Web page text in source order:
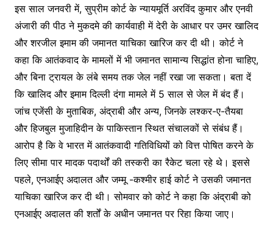
इस साल जनवरी में, सुप्रीम कोर्ट के न्यायमूर्ति अरविंद कुमार और एनवी
अंजारी की पीठ ने मुकदमे की कार्यवाही में देरी के आधार पर उमर खालिद
और शरजील इमाम की जमानत याचिका खारिज कर दी थी। कोर्ट ने
कहा कि आतंकवाद के मामलों में भी जमानत सामान्य सिद्धांत होना चाहिए,
और बिना ट्रायल के लंबे समय तक जेल नहीं रखा जा सकता। बता दें
कि खालिद और इमाम दिल्ली दंगा मामले में 5 साल से जेल में बंद हैं।
जांच एजेंसी के मुताबिक, अंद्राबी और अन्य, जिनके लश्कर-ए-तैयबा
और हिजबुल मुजाहिदीन के पाकिस्तान स्थित संचालकों से संबंध हैं।
आरोप है कि वे भारत में आतंकवादी गतिविधियों को वित्त पोषित करने के
लिए सीमा पार मादक पदार्थों की तस्करी का रैकेट चला रहे थे। इससे
पहले, एनआईए अदालत और जम्मू -कश्मीर हाई कोर्ट ने उसकी जमानत
याचिका खारिज कर दी थी। सोमवार को कोर्ट ने कहा कि अंद्राबी को
एनआईए अदालत की शर्तों के अधीन जमानत पर रिहा किया जाए।